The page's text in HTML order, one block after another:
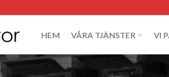
HEM VÅRA TJÄNSTER VI